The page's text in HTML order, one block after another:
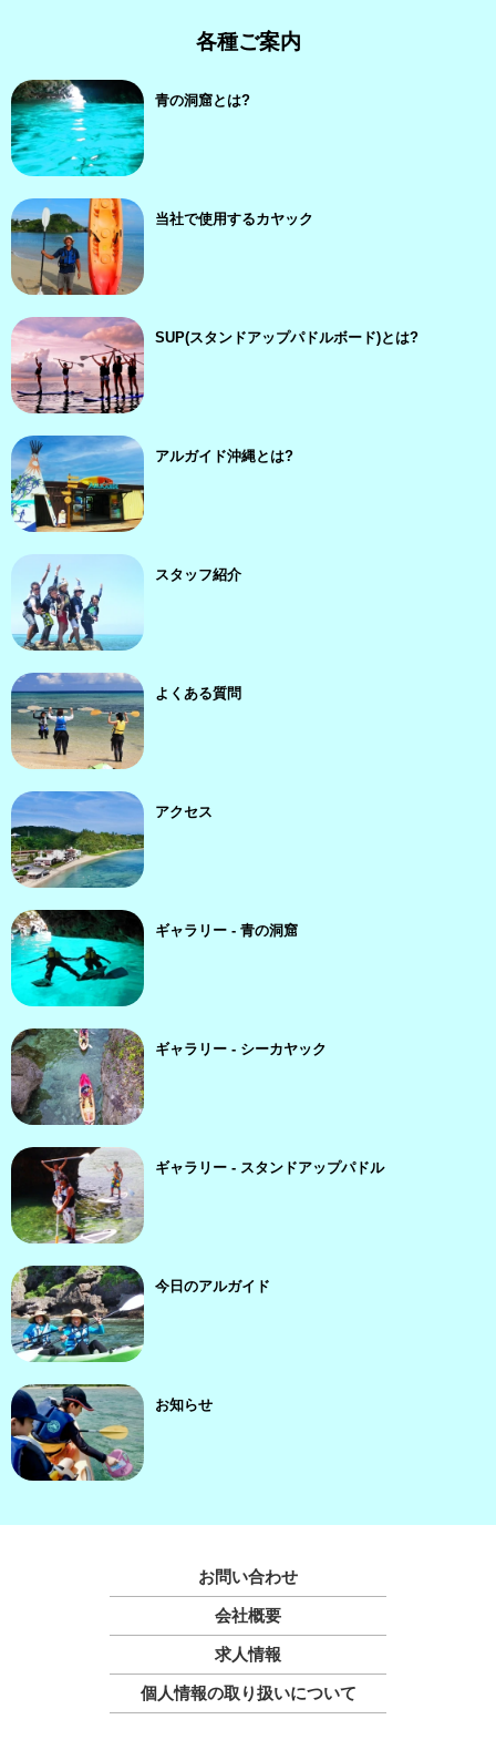
各種ご案内
青の洞窟とは?
当社で使用するカヤック
SUP(スタンドアップパドルボード)とは?
アルガイド沖縄とは?
スタッフ紹介
よくある質問
アクセス
ギャラリー - 青の洞窟
ギャラリー - シーカヤック
ギャラリー - スタンドアップパドル
今日のアルガイド
お知らせ
お問い合わせ
会社概要
求人情報
個人情報の取り扱いについて